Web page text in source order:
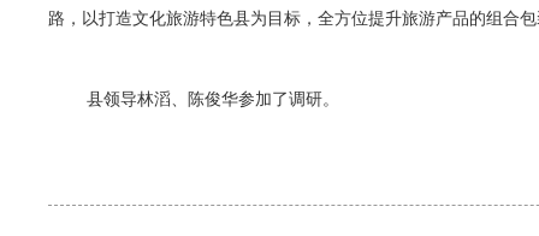
路，以打造文化旅游特色县为目标，全方位提升旅游产品的组合
县领导林滔、陈俊华参加了调研。